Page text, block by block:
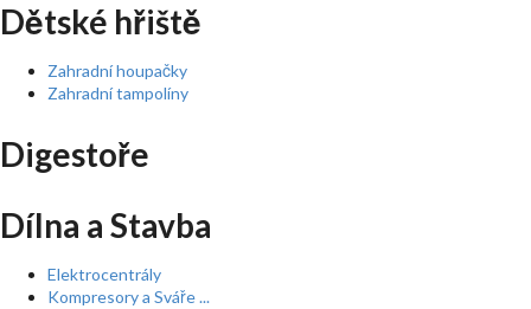
Dětské hřiště
Zahradní houpačky
Zahradní tampolíny
Digestoře
Dílna a Stavba
Elektrocentrály
Kompresory a Sváře ...